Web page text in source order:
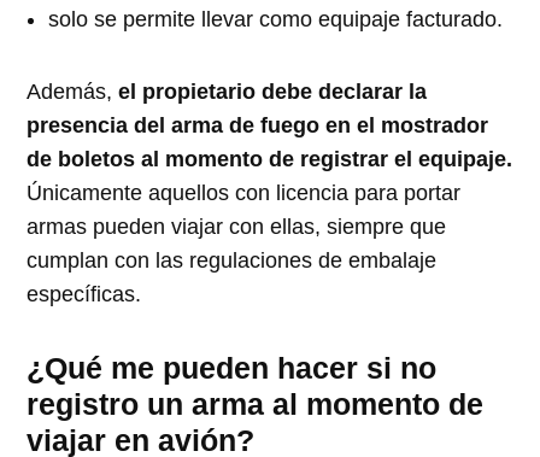
solo se permite llevar como equipaje facturado.
Además, el propietario debe declarar la
presencia del arma de fuego en el mostrador
de boletos al momento de registrar el equipaje.
Únicamente aquellos con licencia para portar
armas pueden viajar con ellas, siempre que
cumplan con las regulaciones de embalaje
específicas.
¿Qué me pueden hacer si no
registro un arma al momento de
viajar en avión?